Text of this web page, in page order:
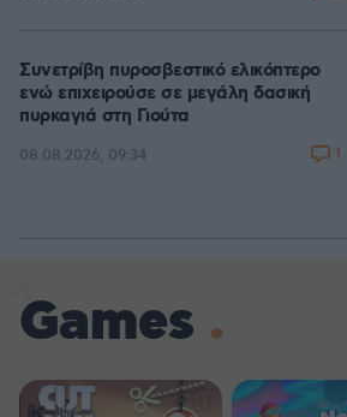
Συνετρίβη πυροσβεστικό ελικόπτερο
ενώ επιχειρούσε σε μεγάλη δασική
πυρκαγιά στη Γιούτα
08.08.2026, 09:34 1
Games